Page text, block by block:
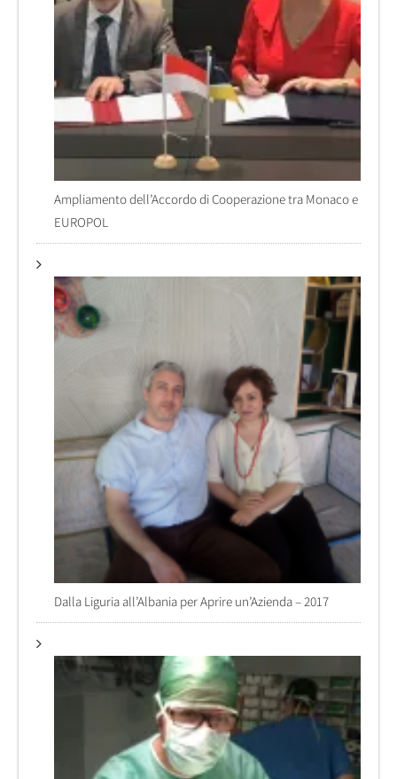
Ampliamento dell’Accordo di Cooperazione tra Monaco e
EUROPOL
Dalla Liguria all’Albania per Aprire un’Azienda – 2017